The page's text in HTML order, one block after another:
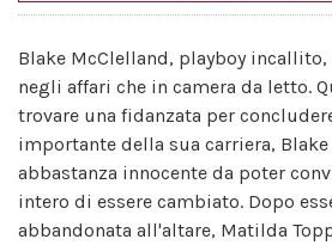
Blake McClelland, playboy incallito,
negli affari che in camera da letto.
trovare una fidanzata per
importante della sua carriera,
abbastanza innocente da poter
intero di essere cambiato. Dopo
abbandonata all'altare, Matilda